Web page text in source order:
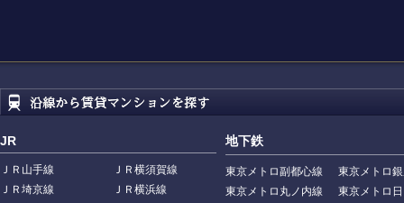
JR
ＪＲ山手線
ＪＲ横須賀線
ＪＲ埼京線
ＪＲ横浜線
地下鉄
東京メトロ副都心線
東京メトロ
東京メトロ丸ノ内線
東京メトロ